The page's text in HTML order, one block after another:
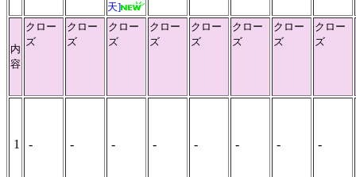
天]
内
容
クロー
ズ
クロー
ズ
クロー
ズ
クロー
ズ
クロー
ズ
クロー
ズ
クロー
ズ
クロー
ズ
1 - - - - - - - -